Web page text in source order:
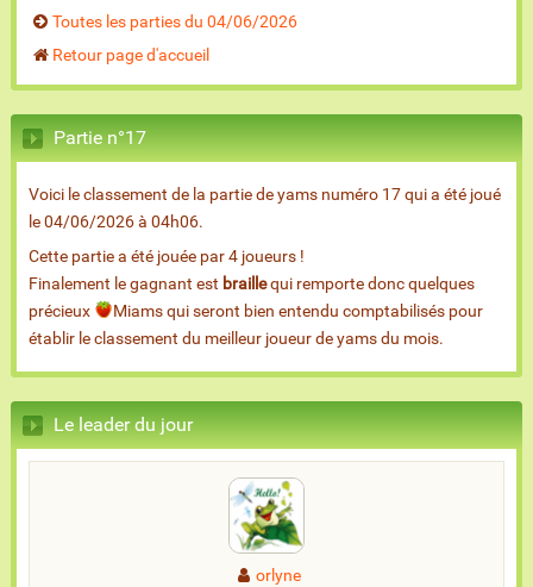
Toutes les parties du 04/06/2026
Retour page d'accueil
Partie n°17
Voici le classement de la partie de yams numéro 17 qui a été joué
le 04/06/2026 à 04h06.
Cette partie a été jouée par 4 joueurs !
Finalement le gagnant est braillequi remporte donc quelques
précieux
Miams qui seront bien entendu comptabilisés pour
établir le classement du meilleur joueur de yams du mois.
Le leader du jour
orlyne